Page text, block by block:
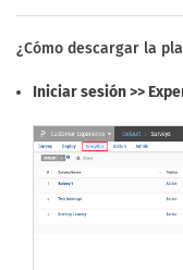
¿Cómo descargar la
Iniciar sesión >>